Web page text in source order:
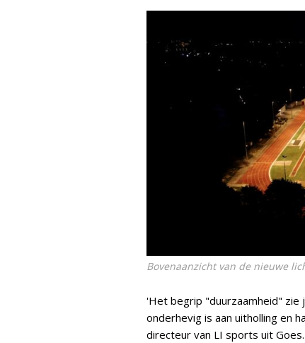
Bovenaanzicht van de nieuwe
'Het begrip "duurzaamheid"
onderhevig is aan uitholling en
directeur van LI sports uit